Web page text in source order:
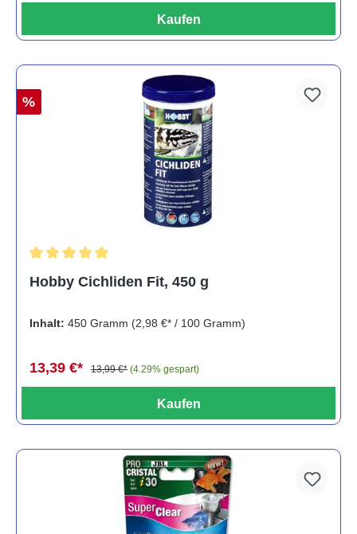
Kaufen
%
Hobby Cichliden Fit, 450 g
Inhalt: 450 Gramm (2,98 €* / 100 Gramm)
13,39 €* 13,99 €* (4.29% gespart)
Kaufen